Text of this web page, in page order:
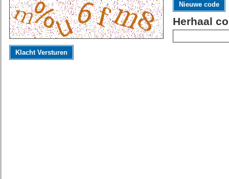
Nieuwe code
Herhaal
Klacht Versturen